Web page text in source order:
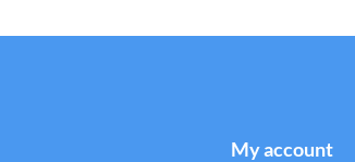
My account